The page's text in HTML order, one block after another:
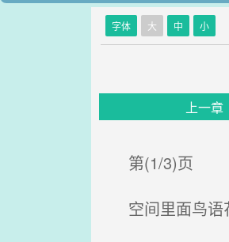
字体 大 中 小
上一章
第(1/3)页
空间里面鸟语